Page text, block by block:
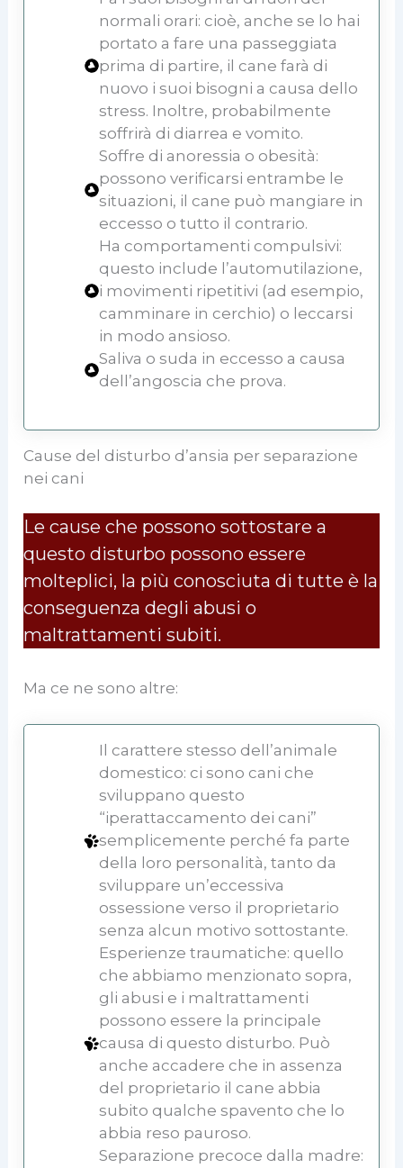
normali orari: cioè, anche se lo hai
portato a fare una passeggiata
prima di partire, il cane farà di
nuovo i suoi bisogni a causa dello
stress. Inoltre, probabilmente
soffrirà di diarrea e vomito.
Soffre di anoressia o obesità:
possono verificarsi entrambe le
situazioni, il cane può mangiare in
eccesso o tutto il contrario.
Ha comportamenti compulsivi:
questo include l’automutilazione,
i movimenti ripetitivi (ad esempio,
camminare in cerchio) o leccarsi
in modo ansioso.
Saliva o suda in eccesso a causa
dell’angoscia che prova.
Cause del disturbo d’ansia per separazione
nei cani
Le cause che possono sottostare a
questo disturbo possono essere
molteplici, la più conosciuta di tutte è la
conseguenza degli abusi o
maltrattamenti subiti.
Ma ce ne sono altre:
Il carattere stesso dell’animale
domestico: ci sono cani che
sviluppano questo
“iperattaccamento dei cani”
semplicemente perché fa parte
della loro personalità, tanto da
sviluppare un’eccessiva
ossessione verso il proprietario
senza alcun motivo sottostante.
Esperienze traumatiche: quello
che abbiamo menzionato sopra,
gli abusi e i maltrattamenti
possono essere la principale
causa di questo disturbo. Può
anche accadere che in assenza
del proprietario il cane abbia
subito qualche spavento che lo
abbia reso pauroso.
Separazione precoce dalla madre: